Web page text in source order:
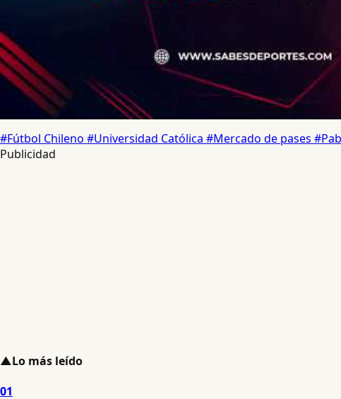
#Fútbol Chileno #Universidad Católica #Mercado de pases
Publicidad
▲Lo más leído
01